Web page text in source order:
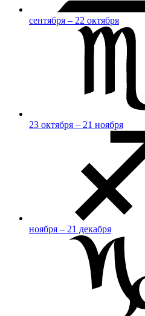
сентября – 22 октября
23 октября – 21 ноября
ноября – 21 декабря